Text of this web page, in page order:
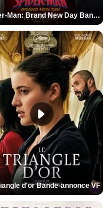
Spider-Man: Brand New Day Bande-annonce VO STFR
d'or Bande-annonce VF